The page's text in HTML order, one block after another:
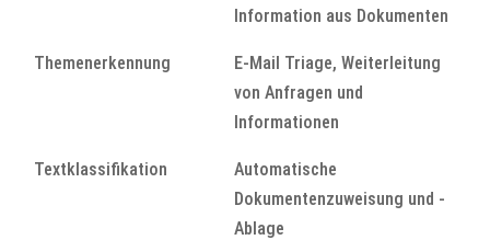
Information aus Dokumenten
Themenerkennung
E-Mail Triage, Weiterleitung
von Anfragen und
Informationen
Textklassifikation
Automatische
Dokumentenzuweisung und -
Ablage